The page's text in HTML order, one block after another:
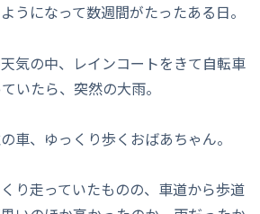
うになって数週間がたったある日。
気の中、レインコートをきて自転車
いたら、突然の大雨。
車、ゆっくり歩くおばあちゃん。
り走っていたものの、車道から歩道